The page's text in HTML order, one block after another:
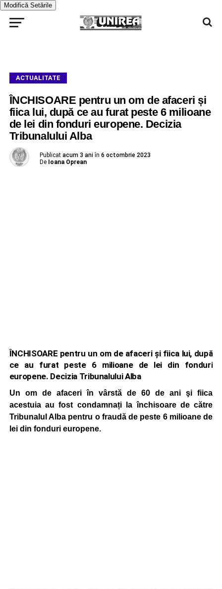
Modifică Setările
ACTUALITATE
ÎNCHISOARE pentru un om de afaceri și
fiica lui, după ce au furat peste 6 milioane
de lei din fonduri europene. Decizia
Tribunalului Alba
Publicat acum 3 ani în 6 octombrie 2023
De Ioana Oprean
ÎNCHISOARE pentru un om de afaceri și fiica lui, după
ce au furat peste 6 milioane de lei din fonduri
europene. Decizia Tribunalului Alba
Un om de afaceri în vârstă de 60 de ani şi fiica
acestuia au fost condamnați la închisoare de către
Tribunalul Alba pentru o fraudă de peste 6 milioane de
lei din fonduri europene.